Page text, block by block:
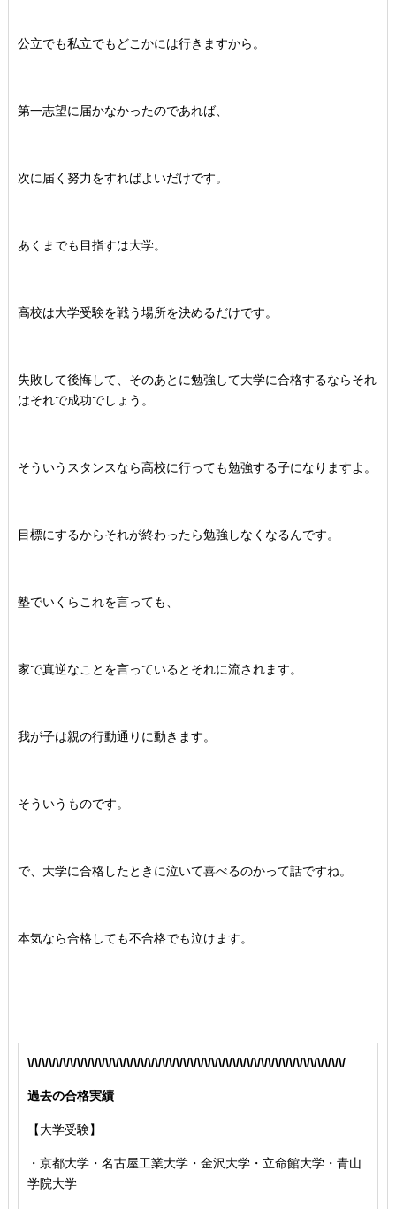
公立でも私立でもどこかには行きますから。
第一志望に届かなかったのであれば、
次に届く努力をすればよいだけです。
あくまでも目指すは大学。
高校は大学受験を戦う場所を決めるだけです。
失敗して後悔して、そのあとに勉強して大学に合格するならそれ
はそれで成功でしょう。
そういうスタンスなら高校に行っても勉強する子になりますよ。
目標にするからそれが終わったら勉強しなくなるんです。
塾でいくらこれを言っても、
家で真逆なことを言っているとそれに流されます。
我が子は親の行動通りに動きます。
そういうものです。
で、大学に合格したときに泣いて喜べるのかって話ですね。
本気なら合格しても不合格でも泣けます。
\/\/\/\/\/\/\/\/\/\/\/\/\/\/\/\/\/\/\/\/\/\/\/\/\/\/\/\/\/\/\/\/\/\/\/\/\/\/\/\/\/\/\/\/\/
過去の合格実績
【大学受験】
・京都大学・名古屋工業大学・金沢大学・立命館大学・青山
学院大学